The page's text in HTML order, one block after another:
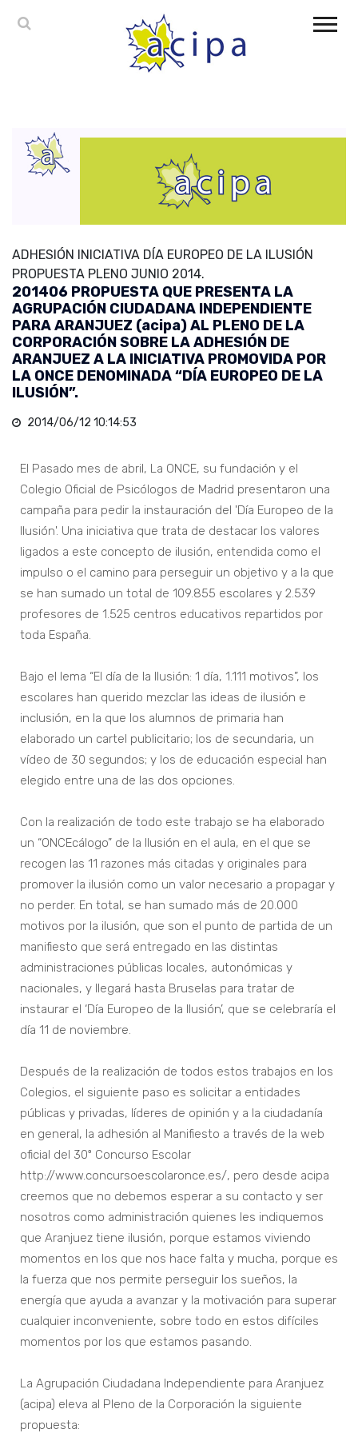
ADHESIÓN INICIATIVA DÍA EUROPEO DE LA ILUSIÓN
PROPUESTA PLENO JUNIO 2014.
201406 PROPUESTA QUE PRESENTA LA
AGRUPACIÓN CIUDADANA INDEPENDIENTE
PARA ARANJUEZ (acipa) AL PLENO DE LA
CORPORACIÓN SOBRE LA ADHESIÓN DE
ARANJUEZ A LA INICIATIVA PROMOVIDA POR
LA ONCE DENOMINADA “DÍA EUROPEO DE LA
ILUSIÓN”.
2014/06/12 10:14:53
El Pasado mes de abril, La ONCE, su fundación y el
Colegio Oficial de Psicólogos de Madrid presentaron una
campaña para pedir la instauración del 'Día Europeo de la
Ilusión'. Una iniciativa que trata de destacar los valores
ligados a este concepto de ilusión, entendida como el
impulso o el camino para perseguir un objetivo y a la que
se han sumado un total de 109.855 escolares y 2.539
profesores de 1.525 centros educativos repartidos por
toda España.
Bajo el lema “El día de la Ilusión: 1 día, 1.111 motivos”, los
escolares han querido mezclar las ideas de ilusión e
inclusión, en la que los alumnos de primaria han
elaborado un cartel publicitario; los de secundaria, un
vídeo de 30 segundos; y los de educación especial han
elegido entre una de las dos opciones.
Con la realización de todo este trabajo se ha elaborado
un “ONCEcálogo” de la Ilusión en el aula, en el que se
recogen las 11 razones más citadas y originales para
promover la ilusión como un valor necesario a propagar y
no perder. En total, se han sumado más de 20.000
motivos por la ilusión, que son el punto de partida de un
manifiesto que será entregado en las distintas
administraciones públicas locales, autonómicas y
nacionales, y llegará hasta Bruselas para tratar de
instaurar el ‘Día Europeo de la Ilusión’, que se celebraría el
día 11 de noviembre.
Después de la realización de todos estos trabajos en los
Colegios, el siguiente paso es solicitar a entidades
públicas y privadas, líderes de opinión y a la ciudadanía
en general, la adhesión al Manifiesto a través de la web
oficial del 30º Concurso Escolar
http://www.concursoescolaronce.es/, pero desde acipa
creemos que no debemos esperar a su contacto y ser
nosotros como administración quienes les indiquemos
que Aranjuez tiene ilusión, porque estamos viviendo
momentos en los que nos hace falta y mucha, porque es
la fuerza que nos permite perseguir los sueños, la
energía que ayuda a avanzar y la motivación para superar
cualquier inconveniente, sobre todo en estos difíciles
momentos por los que estamos pasando.
La Agrupación Ciudadana Independiente para Aranjuez
(acipa) eleva al Pleno de la Corporación la siguiente
propuesta: